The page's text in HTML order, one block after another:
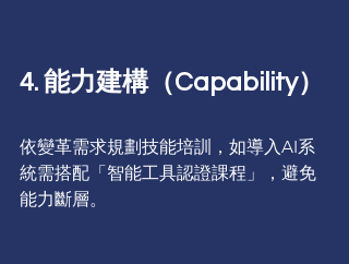
4. 能力建構（Capability）
依變革需求規劃技能培訓，如導入AI系
統需搭配「智能工具認證課程」，避免
能力斷層。